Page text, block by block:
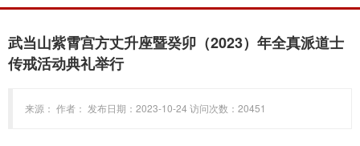
武当山紫霄宫方丈升座暨癸卯（2023）年全真派道士
传戒活动典礼举行
来源： 作者： 发布日期：2023-10-24 访问次数：20451